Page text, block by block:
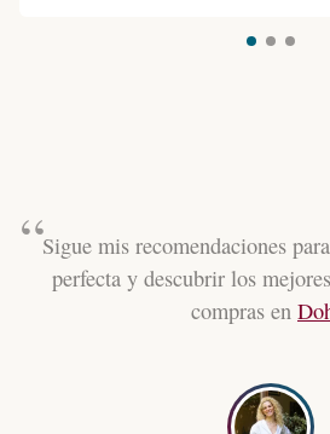
Sigue mis recomendaciones
perfecta y descubrir los
compras en